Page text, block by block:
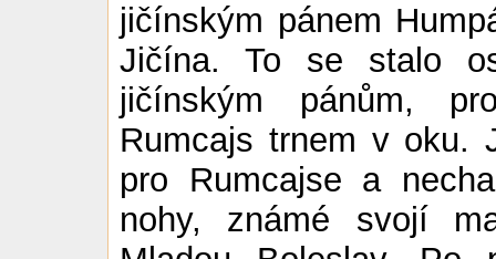
jičínským pánem
Jičína. To se stalo
jičínským pánům,
Rumcajs trnem v oku.
pro Rumcajse a
nohy, známé svojí